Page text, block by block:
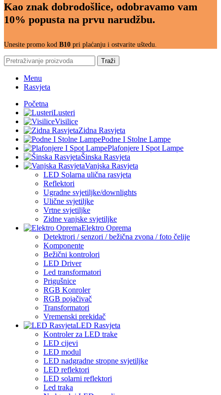
Kao znak dobrodošlice, odobravamo vam
10% popusta na prvu narudžbu.
Unesite promo kod B10 pri plaćanju i ostvarite uštedu.
Traži
Menu
Rasvjeta
Početna
Lusteri
Visilice
Zidna Rasvjeta
Podne I Stolne Lampe
Plafonjere I Spot Lampe
Šinska Rasvjeta
Vanjska Rasvjeta
LED Solarna ulična rasvjeta
Reflektori
Ugradne svjetiljke/downlights
Ulične svjetiljke
Vrtne svjetiljke
Zidne vanjske svjetiljke
Elektro Oprema
Detektrori / senzori / bežična zvona / foto čelije
Komponente
Bežični kontrolori
LED Driver
Led transformatori
Prigušnice
RGB Konroler
RGB pojačivač
Transformatori
Vremenski prekidač
LED Rasvjeta
Kontroler za LED trake
LED cijevi
LED modul
LED nadgradne stropne svjetiljke
LED reflektori
LED solarni reflektori
Led traka